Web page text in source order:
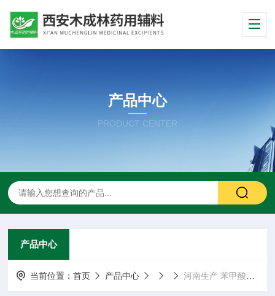
产品中心
PRODUCT CENTER
产品中心
当前位置：首页 产品中心 河南生产 苯甲酸供应